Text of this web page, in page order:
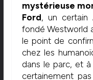
mystérieuse
Ford, un certain
fondé Westworld
le point de
chez les
dans le parc, et
certainement